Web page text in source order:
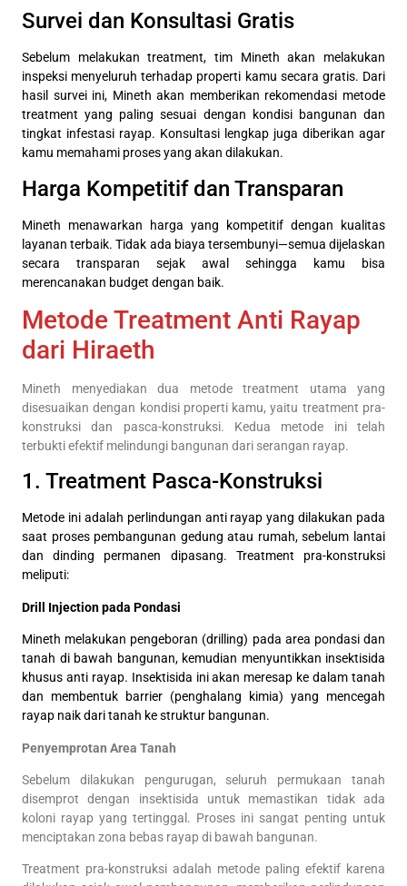
Survei dan Konsultasi Gratis
Sebelum melakukan treatment, tim Mineth akan melakukan
inspeksi menyeluruh terhadap properti kamu secara gratis. Dari
hasil survei ini, Mineth akan memberikan rekomendasi metode
treatment yang paling sesuai dengan kondisi bangunan dan
tingkat infestasi rayap. Konsultasi lengkap juga diberikan agar
kamu memahami proses yang akan dilakukan.
Harga Kompetitif dan Transparan
Mineth menawarkan harga yang kompetitif dengan kualitas
layanan terbaik. Tidak ada biaya tersembunyi—semua dijelaskan
secara transparan sejak awal sehingga kamu bisa
merencanakan budget dengan baik.
Metode Treatment Anti Rayap
dari Hiraeth
Mineth menyediakan dua metode treatment utama yang
disesuaikan dengan kondisi properti kamu, yaitu treatment pra-
konstruksi dan pasca-konstruksi. Kedua metode ini telah
terbukti efektif melindungi bangunan dari serangan rayap.
1. Treatment Pasca-Konstruksi
Metode ini adalah perlindungan anti rayap yang dilakukan pada
saat proses pembangunan gedung atau rumah, sebelum lantai
dan dinding permanen dipasang. Treatment pra-konstruksi
meliputi:
Drill Injection pada Pondasi
Mineth melakukan pengeboran (drilling) pada area pondasi dan
tanah di bawah bangunan, kemudian menyuntikkan insektisida
khusus anti rayap. Insektisida ini akan meresap ke dalam tanah
dan membentuk barrier (penghalang kimia) yang mencegah
rayap naik dari tanah ke struktur bangunan.
Penyemprotan Area Tanah
Sebelum dilakukan pengurugan, seluruh permukaan tanah
disemprot dengan insektisida untuk memastikan tidak ada
koloni rayap yang tertinggal. Proses ini sangat penting untuk
menciptakan zona bebas rayap di bawah bangunan.
Treatment pra-konstruksi adalah metode paling efektif karena